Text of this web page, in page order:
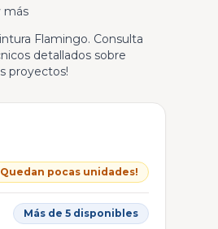
más
Flamingo. Consulta
detallados sobre
proyectos!
pocas unidades!
Más de 5 disponibles